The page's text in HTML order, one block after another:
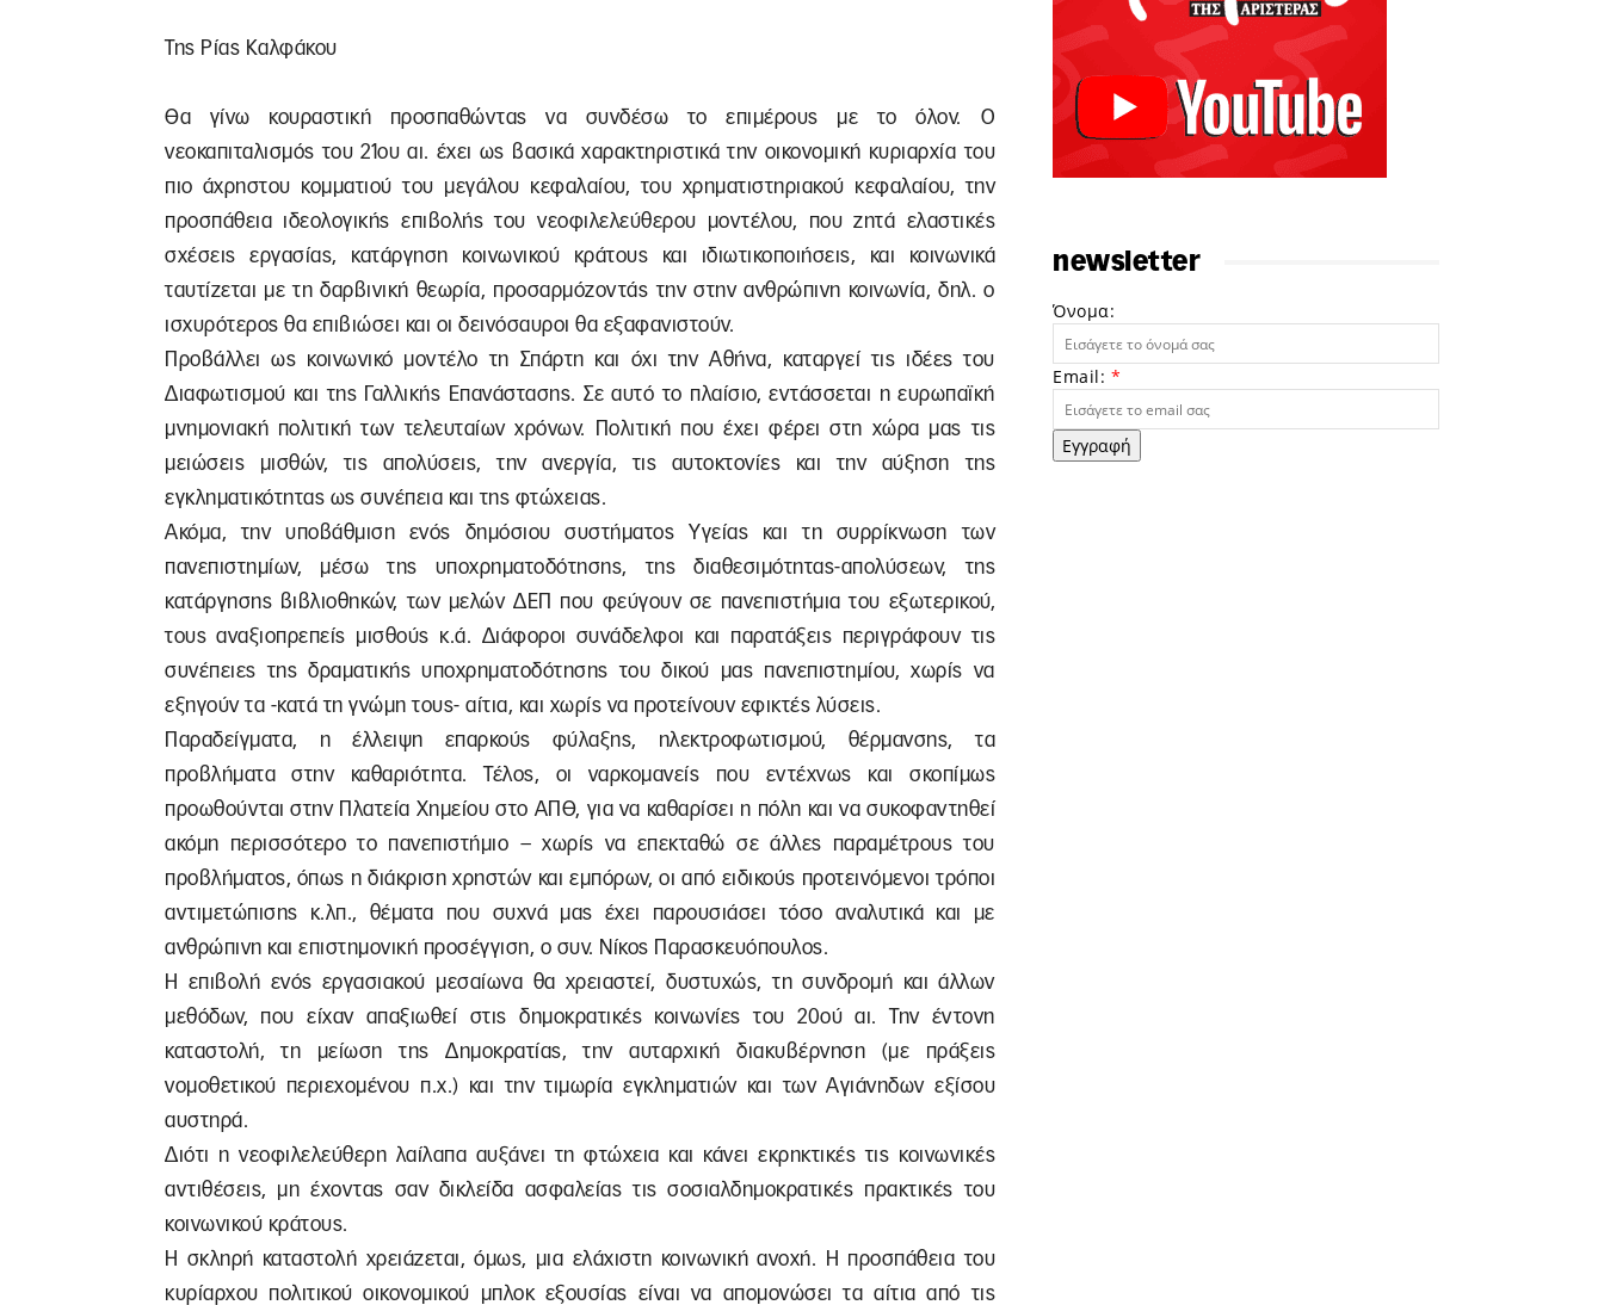
Της Ρίας Καλφάκου
Θα γίνω κουραστική προσπαθώντας να συνδέσω το επιμέρους με το όλον. Ο
νεοκαπιταλισμός του 21ου αι. έχει ως βασικά χαρακτηριστικά την οικονομική κυριαρχία του
πιο άχρηστου κομματιού του μεγάλου κεφαλαίου, του χρηματιστηριακού κεφαλαίου, την
προσπάθεια ιδεολογικής επιβολής του νεοφιλελεύθερου μοντέλου, που ζητά ελαστικές
σχέσεις εργασίας, κατάργηση κοινωνικού κράτους και ιδιωτικοποιήσεις, και κοινωνικά
ταυτίζεται με τη δαρβινική θεωρία, προσαρμόζοντάς την στην ανθρώπινη κοινωνία, δηλ. ο
ισχυρότερος θα επιβιώσει και οι δεινόσαυροι θα εξαφανιστούν.
Προβάλλει ως κοινωνικό μοντέλο τη Σπάρτη και όχι την Αθήνα, καταργεί τις ιδέες του
Διαφωτισμού και της Γαλλικής Επανάστασης. Σε αυτό το πλαίσιο, εντάσσεται η ευρωπαϊκή
μνημονιακή πολιτική των τελευταίων χρόνων. Πολιτική που έχει φέρει στη χώρα μας τις
μειώσεις μισθών, τις απολύσεις, την ανεργία, τις αυτοκτονίες και την αύξηση της
εγκληματικότητας ως συνέπεια και της φτώχειας.
Ακόμα, την υποβάθμιση ενός δημόσιου συστήματος Υγείας και τη συρρίκνωση των
πανεπιστημίων, μέσω της υποχρηματοδότησης, της διαθεσιμότητας-απολύσεων, της
κατάργησης βιβλιοθηκών, των μελών ΔΕΠ που φεύγουν σε πανεπιστήμια του εξωτερικού,
τους αναξιοπρεπείς μισθούς κ.ά. Διάφοροι συνάδελφοι και παρατάξεις περιγράφουν τις
συνέπειες της δραματικής υποχρηματοδότησης του δικού μας πανεπιστημίου, χωρίς να
εξηγούν τα -κατά τη γνώμη τους- αίτια, και χωρίς να προτείνουν εφικτές λύσεις.
Παραδείγματα, η έλλειψη επαρκούς φύλαξης, ηλεκτροφωτισμού, θέρμανσης, τα
προβλήματα στην καθαριότητα. Τέλος, οι ναρκομανείς που εντέχνως και σκοπίμως
προωθούνται στην Πλατεία Χημείου στο ΑΠΘ, για να καθαρίσει η πόλη και να συκοφαντηθεί
ακόμη περισσότερο το πανεπιστήμιο – χωρίς να επεκταθώ σε άλλες παραμέτρους του
προβλήματος, όπως η διάκριση χρηστών και εμπόρων, οι από ειδικούς προτεινόμενοι τρόποι
αντιμετώπισης κ.λπ., θέματα που συχνά μας έχει παρουσιάσει τόσο αναλυτικά και με
ανθρώπινη και επιστημονική προσέγγιση, ο συν. Νίκος Παρασκευόπουλος.
Η επιβολή ενός εργασιακού μεσαίωνα θα χρειαστεί, δυστυχώς, τη συνδρομή και άλλων
μεθόδων, που είχαν απαξιωθεί στις δημοκρατικές κοινωνίες του 20ού αι. Την έντονη
καταστολή, τη μείωση της Δημοκρατίας, την αυταρχική διακυβέρνηση (με πράξεις
νομοθετικού περιεχομένου π.χ.) και την τιμωρία εγκληματιών και των Αγιάνηδων εξίσου
αυστηρά.
Διότι η νεοφιλελεύθερη λαίλαπα αυξάνει τη φτώχεια και κάνει εκρηκτικές τις κοινωνικές
αντιθέσεις, μη έχοντας σαν δικλείδα ασφαλείας τις σοσιαλδημοκρατικές πρακτικές του
κοινωνικού κράτους.
Η σκληρή καταστολή χρειάζεται, όμως, μια ελάχιστη κοινωνική ανοχή. Η προσπάθεια του
κυρίαρχου πολιτικού οικονομικού μπλοκ εξουσίας είναι να απομονώσει τα αίτια από τις
newsletter
Όνομα:
Email: *
Εγγραφή